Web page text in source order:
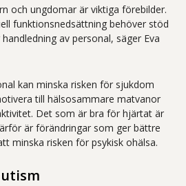
och ungdomar är viktiga förebilder.
funktionsnedsättning behöver stöd
av personal, säger Eva
kan minska risken för sjukdom
till hälsosammare matvanor
Det som är bra för hjärtat är
är förändringar som ger bättre
minska risken för psykisk ohälsa.